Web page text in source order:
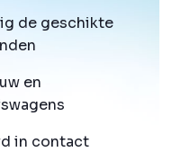
de geschikte
en
in contact